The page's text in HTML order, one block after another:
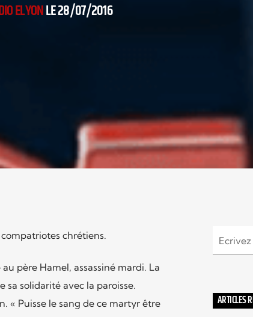
ELYONLE 28/07/2016
chrétiens.
père Hamel, assassiné mardi. La
solidarité avec la paroisse.
« Puisse le sang de ce martyr être
ARTICLES